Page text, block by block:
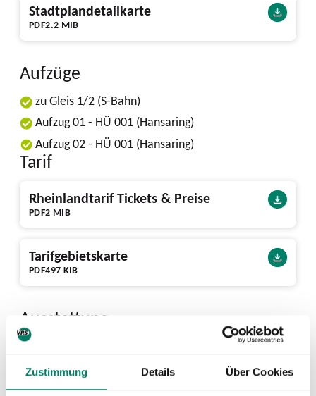
Zustimmung Details Über Cookies
PDF2.2 MIB
Stadtplandetailkarte
Aufzüge
zu Gleis 1/2 (S-Bahn)
Aufzug 01 - HÜ 001 (Hansaring)
Aufzug 02 - HÜ 001 (Hansaring)
Tarif
PDF2 MIB
Rheinlandtarif Tickets & Preise
PDF497 KIB
Tarifgebietskarte
Ausstattung
166 Bike+Ride-Plätze vorhanden